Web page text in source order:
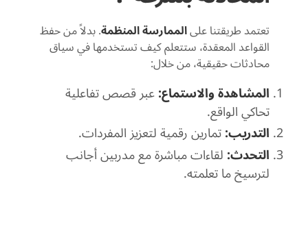
تعتمد طريقتنا علىالممارسة المنظمة. بدلاً من حفظ
القواعد المعقدة، ستتعلم كيف تستخدمها في سياق
محادثات حقيقية، من خلال:
المشاهدة والاستماع:عبر قصص تفاعلية
تحاكي الواقع.
التدريب:تمارين رقمية لتعزيز المفردات.
التحدث:لقاءات مباشرة مع مدربين أجانب
لترسيخ ما تعلمته.